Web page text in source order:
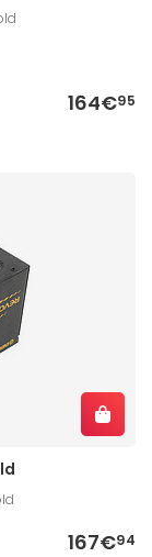
164€95
167€94